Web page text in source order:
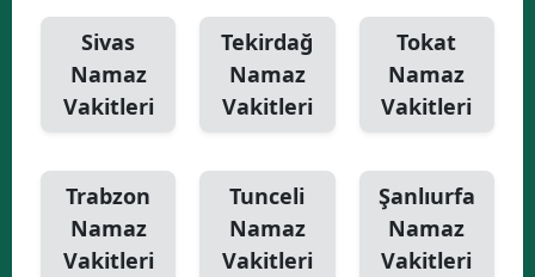
Sivas
Namaz
Vakitleri
Tekirdağ
Namaz
Vakitleri
Tokat
Namaz
Vakitleri
Trabzon
Namaz
Vakitleri
Tunceli
Namaz
Vakitleri
Şanlıurfa
Namaz
Vakitleri